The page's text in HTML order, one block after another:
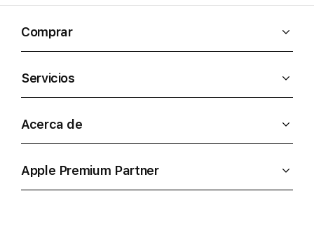
Comprar
Servicios
Acerca de
Apple Premium Partner